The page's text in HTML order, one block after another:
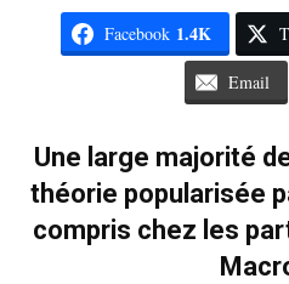
Facebook 1.4K
Email
Une large majorité
théorie popularisée
compris chez les